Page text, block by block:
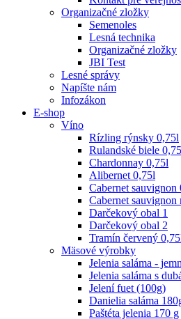
Organizačné zložky
Semenoles
Lesná technika
Organizačné zložky
JBI Test
Lesné správy
Napíšte nám
Infozákon
E-shop
Víno
Rízling rýnsky 0,75l
Rulandské biele
Chardonnay 0,75l
Alibernet 0,75l
Cabernet sauvignon
Cabernet sauvignon
Darčekový obal 1
Darčekový obal 2
Tramín červený
Mäsové výrobky
Jelenia saláma -
Jelenia saláma s
Jelení fuet (100g)
Danielia saláma
Paštéta jelenia 170 g